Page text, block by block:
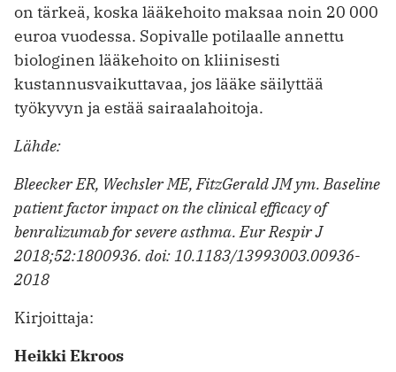
on tärkeä, koska lääkehoito maksaa noin 20 000
euroa vuodessa. Sopivalle ­potilaalle annettu
biologinen lääkehoito on ­kliinisesti
kustannusvaikuttavaa, jos lääke säilyttää
työkyvyn ja estää sairaala­hoitoja.
Lähde:
Bleecker ER, Wechsler ME, FitzGerald JM ym. Baseline
­patient factor impact on the clinical efficacy of
benralizumab for severe asthma. Eur Respir J
2018;52:1800936. doi: 10.1183/13993003.00936-
2018
Kirjoittaja:
Heikki Ekroos